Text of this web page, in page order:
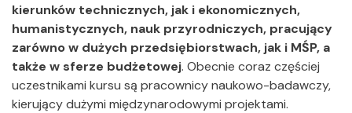
kierunków technicznych, jak i ekonomicznych,
humanistycznych, nauk przyrodniczych, pracujący
zarówno w dużych przedsiębiorstwach, jak i MŚP, a
także w sferze budżetowej. Obecnie coraz częściej
uczestnikami kursu są pracownicy naukowo-badawczy,
kierujący dużymi międzynarodowymi projektami.